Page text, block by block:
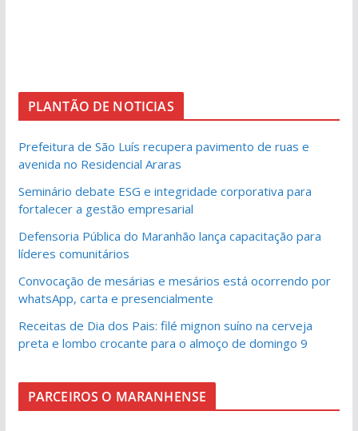
PLANTÃO DE NOTICIAS
Prefeitura de São Luís recupera pavimento de ruas e
avenida no Residencial Araras
Seminário debate ESG e integridade corporativa para
fortalecer a gestão empresarial
Defensoria Pública do Maranhão lança capacitação para
líderes comunitários
Convocação de mesárias e mesários está ocorrendo por
whatsApp, carta e presencialmente
Receitas de Dia dos Pais: filé mignon suíno na cerveja
preta e lombo crocante para o almoço de domingo 9
PARCEIROS O MARANHENSE